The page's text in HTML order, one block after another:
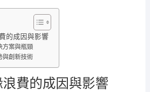
的成因與影響
方案與瓶頸
與創新技術
費的成因與影響